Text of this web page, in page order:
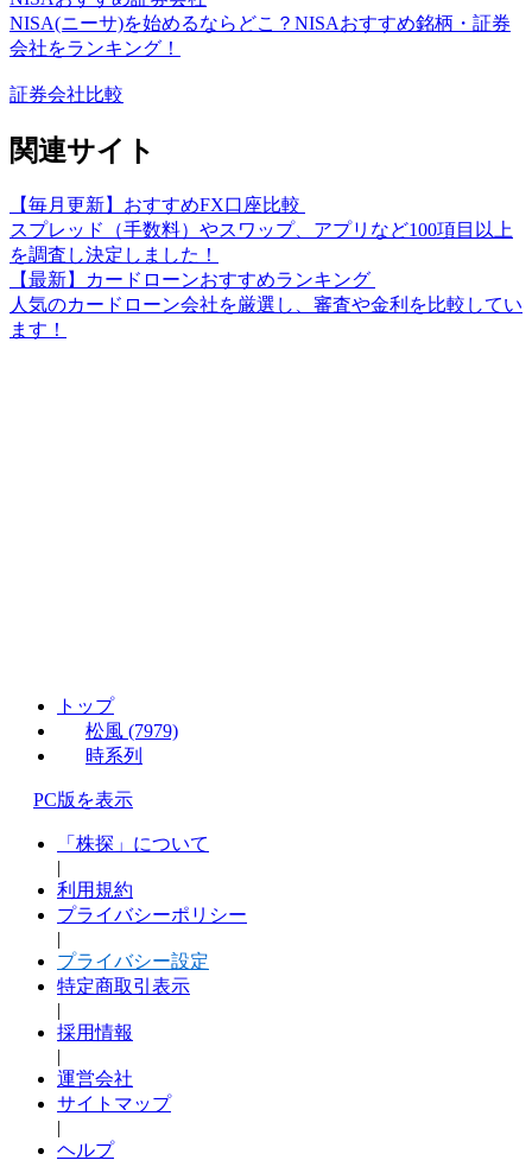
NISA(ニーサ)を始めるならどこ？NISAおすすめ銘柄・証券
会社をランキング！
証券会社比較
関連サイト
【毎月更新】おすすめFX口座比較
スプレッド（手数料）やスワップ、アプリなど100項目以上
を調査し決定しました！
【最新】カードローンおすすめランキング
人気のカードローン会社を厳選し、審査や金利を比較してい
ます！
トップ
松風 (7979)
時系列
PC版を表示
「株探」について
|
利用規約
プライバシーポリシー
|
プライバシー設定
特定商取引表示
|
採用情報
|
運営会社
サイトマップ
|
ヘルプ